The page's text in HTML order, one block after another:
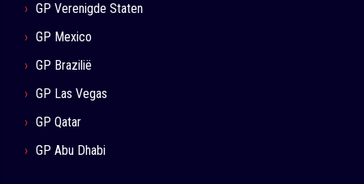
GP Verenigde Staten
GP Mexico
GP Brazilië
GP Las Vegas
GP Qatar
GP Abu Dhabi